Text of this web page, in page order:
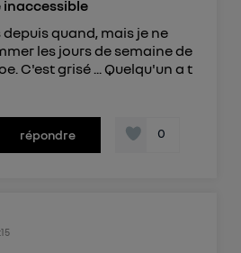
depuis quand, mais je ne
les jours de semaine de
C'est grisé ... Quelqu'un a t
répondre 0